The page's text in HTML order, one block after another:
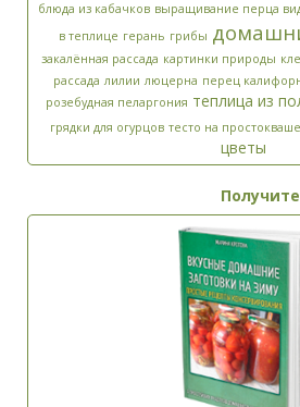
блюда из кабачков выращивание перца
в теплице герань грибы
закалённая рассада картинки природы
рассада лилии люцерна перец
розебудная пеларгония теплица из
грядки для огурцов тесто на простокваше
цветы